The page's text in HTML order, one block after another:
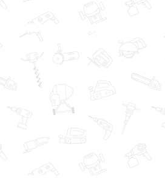
Аккумуляторный
Makita DF333DWYE /
На складе Код товара: